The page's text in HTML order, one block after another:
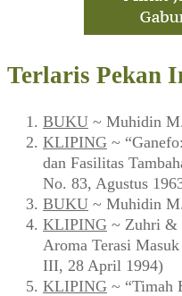
Terlaris Pekan
BUKU ~ Muhidin
KLIPING ~
dan Fasilitas
No. 83, Agustus
BUKU ~ Muhidin
KLIPING ~ Zuhri &
Aroma Terasi
III, 28 April 1994)
KLIPING ~ “Timah